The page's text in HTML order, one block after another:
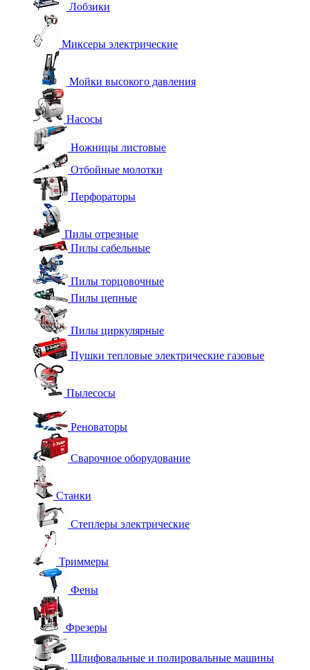
Лобзики
Миксеры электрические
Мойки высокого давления
Насосы
Ножницы листовые
Отбойные молотки
Перфораторы
Пилы отрезные
Пилы сабельные
Пилы торцовочные
Пилы цепные
Пилы циркулярные
Пушки тепловые электрические газовые
Пылесосы
Реноваторы
Сварочное оборудование
Станки
Степлеры электрические
Триммеры
Фены
Фрезеры
Шлифовальные и полировальные машины